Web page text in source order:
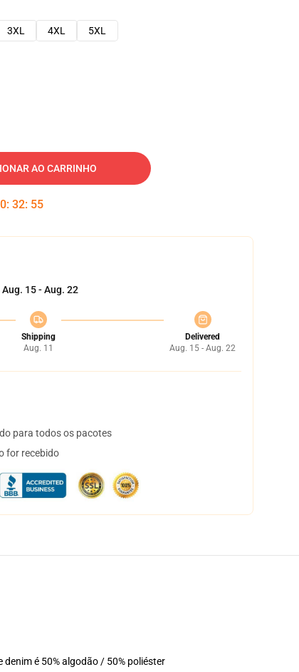
3XL 4XL
5XL
AO CARRINHO
: 32: 54
Aug. 15 - Aug. 22
Shipping
Aug. 11
Delivered
Aug. 15 - Aug. 22
para todos os pacotes
for recebido
é 50% algodão / 50% poliéster